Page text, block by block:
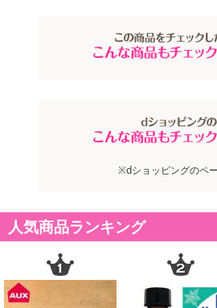
※dショッピングのペ
人気商品ランキング